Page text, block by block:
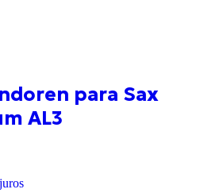
para Sax
AL3